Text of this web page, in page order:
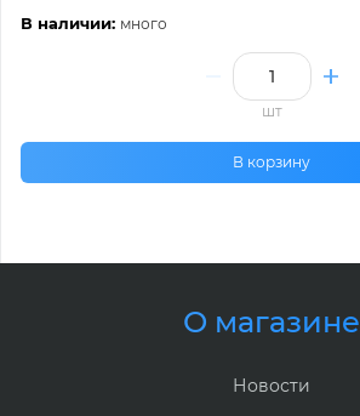
В наличии: много
шт
В корзину
О магазине
Новости